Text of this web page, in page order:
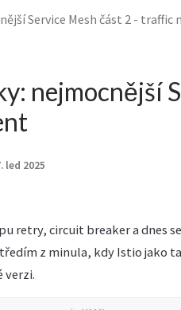
Service Mesh část 2 - traffic
nejmocnější
led 2025
retry, circuit breaker a dnes
z minula, kdy Istio jako
verzi.